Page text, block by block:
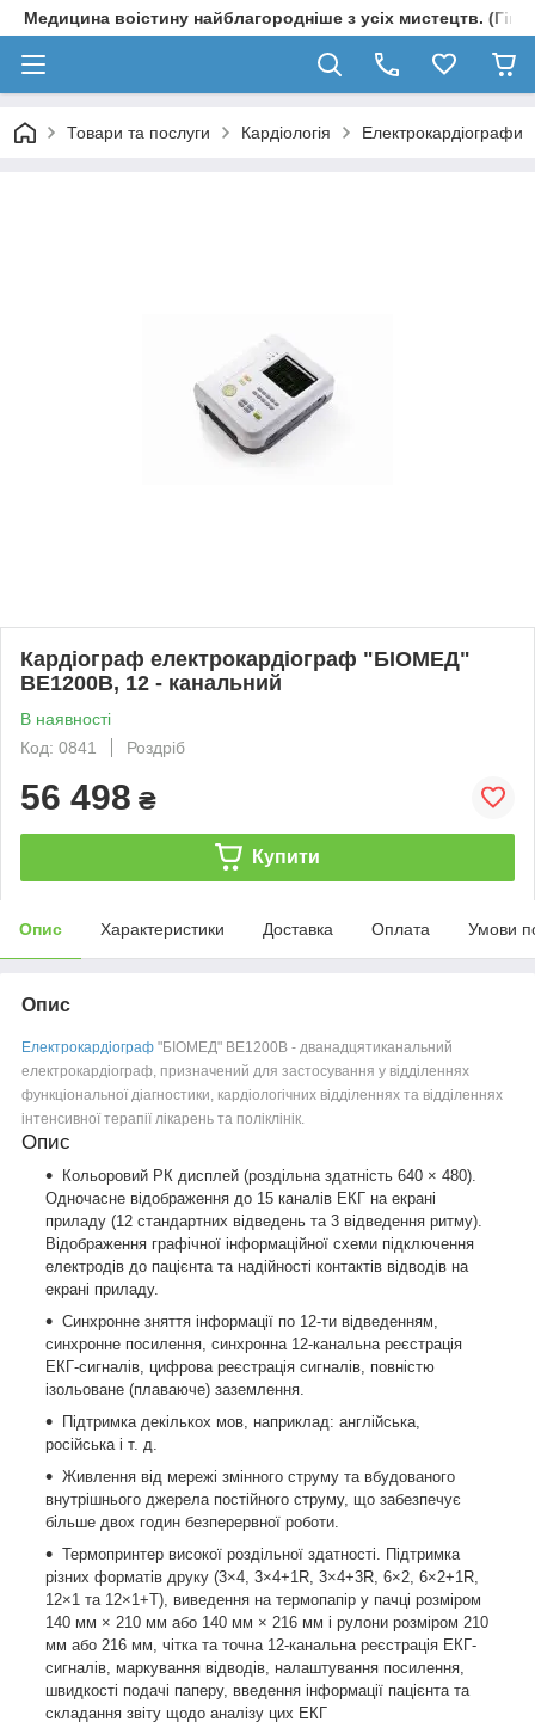
Медицина воістину найблагородніше з усіх мистецтв.
Товари та послуги Кардіологія Електрокардіографи
Кардіограф електрокардіограф "БІОМЕД"
ВЕ1200В, 12 - канальний
В наявності
Код: 0841
Роздріб
56 498 ₴
Купити
Опис Характеристики Доставка Оплата Умови
Опис
Електрокардіограф "БІОМЕД" ВЕ1200В - дванадцятиканальний
електрокардіограф, призначений для застосування у відділеннях
функціональної діагностики, кардіологічних відділеннях та відділеннях
інтенсивної терапії лікарень та поліклінік.
Опис
Кольоровий РК дисплей (роздільна здатність 640 × 480).
Одночасне відображення до 15 каналів ЕКГ на екрані
приладу (12 стандартних відведень та 3 відведення ритму).
Відображення графічної інформаційної схеми підключення
електродів до пацієнта та надійності контактів відводів на
екрані приладу.
Синхронне зняття інформації по 12-ти відведенням,
синхронне посилення, синхронна 12-канальна реєстрація
ЕКГ-сигналів, цифрова реєстрація сигналів, повністю
ізольоване (плаваюче) заземлення.
Підтримка декількох мов, наприклад: англійська,
російська і т. д.
Живлення від мережі змінного струму та вбудованого
внутрішнього джерела постійного струму, що забезпечує
більше двох годин безперервної роботи.
Термопринтер високої роздільної здатності. Підтримка
різних форматів друку (3×4, 3×4+1R, 3×4+3R, 6×2, 6×2+1R,
12×1 та 12×1+T), виведення на термопапір у пачці розміром
140 мм × 210 мм або 140 мм × 216 мм і рулони розміром 210
мм або 216 мм, чітка та точна 12-канальна реєстрація ЕКГ-
сигналів, маркування відводів, налаштування посилення,
швидкості подачі паперу, введення інформації пацієнта та
складання звіту щодо аналізу цих ЕКГ